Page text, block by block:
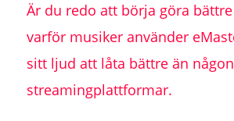
Är du redo att börja göra bättre
varför musiker använder
sitt ljud att låta bättre än
streamingplattformar.